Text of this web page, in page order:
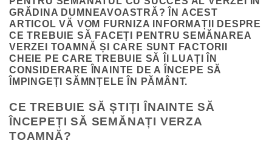
GRĂDINA DUMNEAVOASTRĂ? ÎN ACEST
ARTICOL VĂ VOM FURNIZA INFORMAȚII DESPRE
CE TREBUIE SĂ FACEȚI PENTRU SEMĂNAREA
VERZEI TOAMNĂ ȘI CARE SUNT FACTORII
CHEIE PE CARE TREBUIE SĂ ÎI LUAȚI ÎN
CONSIDERARE ÎNAINTE DE A ÎNCEPE SĂ
ÎMPINGEȚI SĂMNȚELE ÎN PĂMÂNT.
CE TREBUIE SĂ ȘTIȚI ÎNAINTE SĂ
ÎNCEPEȚI SĂ SEMĂNAȚI VERZA
TOAMNĂ?